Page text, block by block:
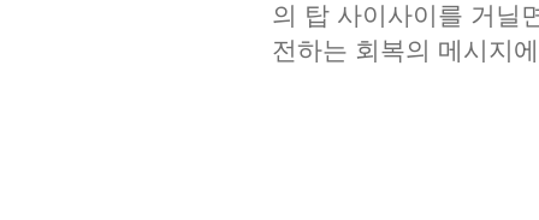
의 탑 사이사이를 거닐
전하는 회복의 메시지